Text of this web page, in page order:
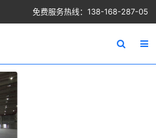
免费服务热线：138-168-287-05